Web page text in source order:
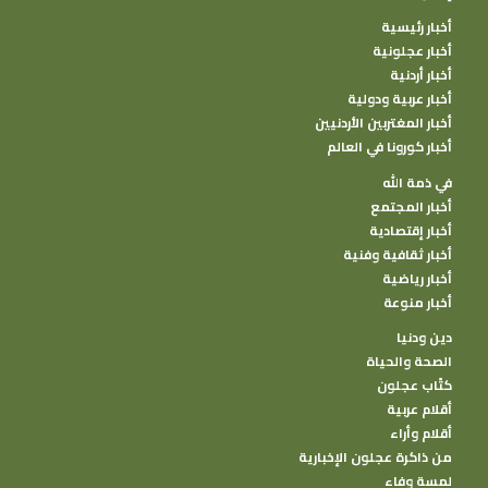
الإنسانية والأخلاقية الراسخة، التي يتبناها
الأردن، قيادة وشعبا، وأن القضية الفلسطينية
من وجهة نظر اردنية هي قضية حق وعدالة
“تتجاوز الحدود الجغرافية والسياسية لتصل إلى
جوهر الضمير الإنساني”.
وشددوا على أن مواقف الأردن وجهود جلالة
الملك تعد ركيزة أساسية في بناء وطن متقدم
يحمي حقوق مواطنيه ويعزز مكانته على
الصعيدين الإقليمي والدولي.
أخبار رئيسية
أخبار عجلونية
أخبار أردنية
أخبار عربية ودولية
أخبار المغتربين الأردنيين
أخبار كورونا في العالم
في ذمة الله
أخبار المجتمع
أخبار إقتصادية
أخبار ثقافية وفنية
أخبار رياضية
أخبار منوعة
دين ودنيا
الصحة والحياة
كتًاب عجلون
أقلام عربية
أقلام وأراء
من ذاكرة عجلون الإخبارية
لمسة وفاء